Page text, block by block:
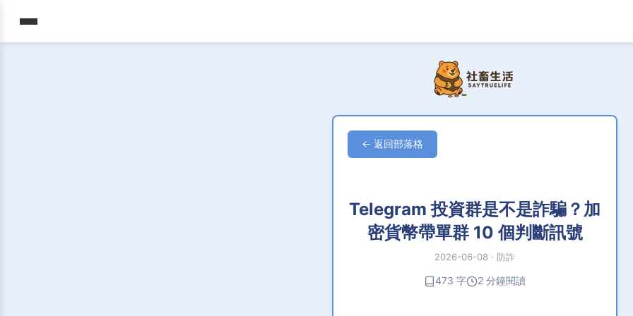
← 返回部落格
Telegram 投資群是不是詐騙？加
密貨幣帶單群 10 個判斷訊號
2026-06-08 · 防詐
473 字 2 分鐘閱讀